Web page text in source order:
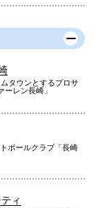
タウンとするプロサ
ーレン長崎」
ボールクラブ「長崎
ィ